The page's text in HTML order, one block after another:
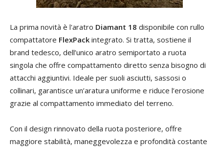
La prima novità è l'aratro Diamant 18 disponibile con rullo
compattatore FlexPack integrato. Si tratta, sostiene il
brand tedesco, dell’unico aratro semiportato a ruota
singola che offre compattamento diretto senza bisogno di
attacchi aggiuntivi. Ideale per suoli asciutti, sassosi o
collinari, garantisce un’aratura uniforme e riduce l’erosione
grazie al compattamento immediato del terreno.
Con il design rinnovato della ruota posteriore, offre
maggiore stabilità, maneggevolezza e profondità costante